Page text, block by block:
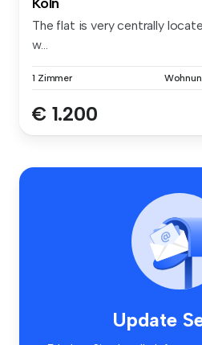
The flat is very centrally
w...
1 Zimmer
€ 1.200
Update